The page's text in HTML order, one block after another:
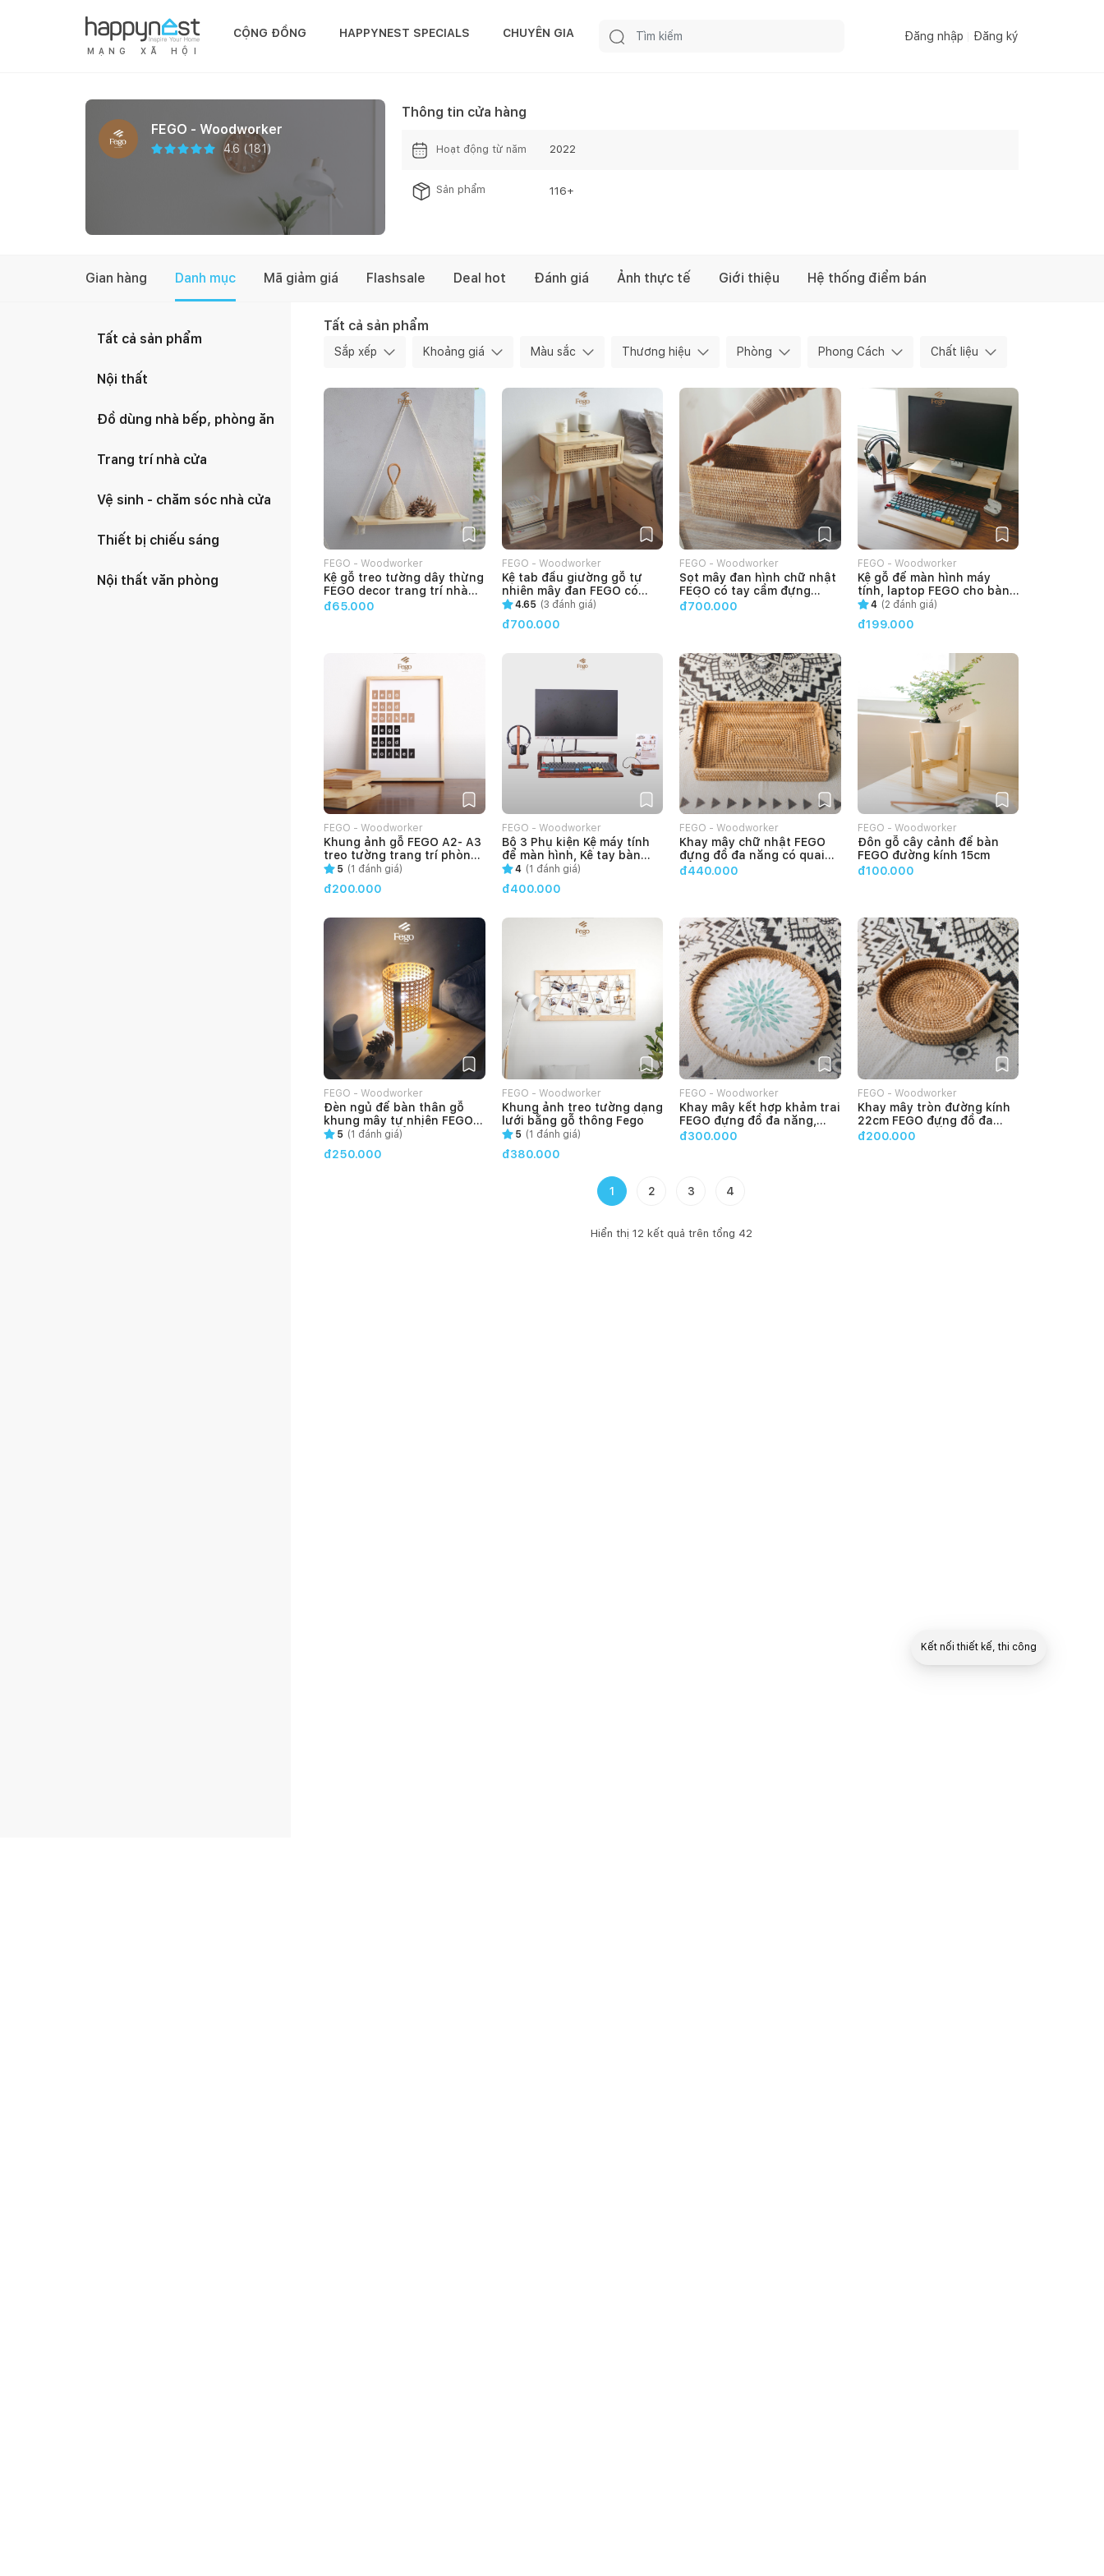
M Ạ N G X Ã H Ộ I
CỘNG ĐỒNG HAPPYNEST SPECIALS CHUYÊN GIA Đăng nhập Đăng ký
FEGO - Woodworker
4.6 (181)
Thông tin cửa hàng
Hoạt động từ năm 2022
Sản phẩm 116+
Gian hàng Danh mục Mã giảm giá Flashsale Deal hot Đánh giá Ảnh thực tế Giới thiệu Hệ thống điểm bán
Tất cả sản phẩm
Nội thất
Đồ dùng nhà bếp, phòng ăn
Trang trí nhà cửa
Vệ sinh - chăm sóc nhà cửa
Thiết bị chiếu sáng
Nội thất văn phòng
Tất cả sản phẩm
Sắp xếp Khoảng giá Màu sắc Thương hiệu Phòng Phong Cách Chất liệu
FEGO - Woodworker
Kệ gỗ treo tường dây thừng
FEGO decor trang trí nhà
cửa
đ65.000
FEGO - Woodworker
Kệ tab đầu giường gỗ tự
nhiên mây đan FEGO có
ngăn kéo trang trí phòng
ngủ, phòng khách
4.65 (3 đánh giá)
đ700.000
FEGO - Woodworker
Sọt mây đan hình chữ nhật
FEGO có tay cầm đựng
quần áo, đồ chơi ở phòng
đ700.000
FEGO - Woodworker
Kệ gỗ để màn hình máy
tính, laptop FEGO cho bàn
làm việc
4 (2 đánh giá)
đ199.000
FEGO - Woodworker
Khung ảnh gỗ FEGO A2- A3
treo tường trang trí phòng
khách phong cách hiện đại
5 (1 đánh giá)
đ200.000
FEGO - Woodworker
Bộ 3 Phụ kiện Kệ máy tính
để màn hình, Kê tay bàn
phím, Giá treo tai nghe
bằng gỗ tự nhiên FEGO
4 (1 đánh giá)
đ400.000
FEGO - Woodworker
Khay mây chữ nhật FEGO
đựng đồ đa năng có quai
cầm tiện lợi
đ440.000
FEGO - Woodworker
Đôn gỗ cây cảnh để bàn
FEGO đường kính 15cm
đ100.000
FEGO - Woodworker
Đèn ngủ để bàn thân gỗ
khung mây tự nhiên FEGO
(kèm bóng) để đầu giường,
trang trí phòng ngủ
5 (1 đánh giá)
đ250.000
FEGO - Woodworker
Khung ảnh treo tường dạng
lưới bằng gỗ thông Fego
5 (1 đánh giá)
đ380.000
FEGO - Woodworker
Khay mây kết hợp khảm trai
FEGO đựng đồ đa năng,
trang trí nhà cửa
đ300.000
FEGO - Woodworker
Khay mây tròn đường kính
22cm FEGO đựng đồ đa
năng có tay cầm tiện lợi
đ200.000
1 2 3 4
Hiển thị 12 kết quả trên tổng 42
Kết nối thiết kế, thi công